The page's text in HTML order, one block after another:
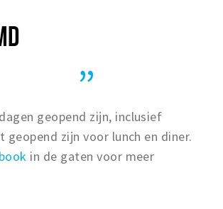
geopend zijn, inclusief
zijn voor lunch en diner.
in de gaten voor meer